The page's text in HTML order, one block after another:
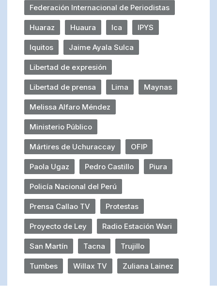
Federación Internacional de Periodistas
Huaraz Huaura Ica IPYS
Iquitos Jaime Ayala Sulca
Libertad de expresión
Libertad de prensa Lima Maynas
Melissa Alfaro Méndez
Ministerio Público
Mártires de Uchuraccay OFIP
Paola Ugaz Pedro Castillo Piura
Policía Nacional del Perú
Prensa Callao TV Protestas
Proyecto de Ley Radio Estación Wari
San Martín Tacna Trujillo
Tumbes Willax TV Zuliana Lainez